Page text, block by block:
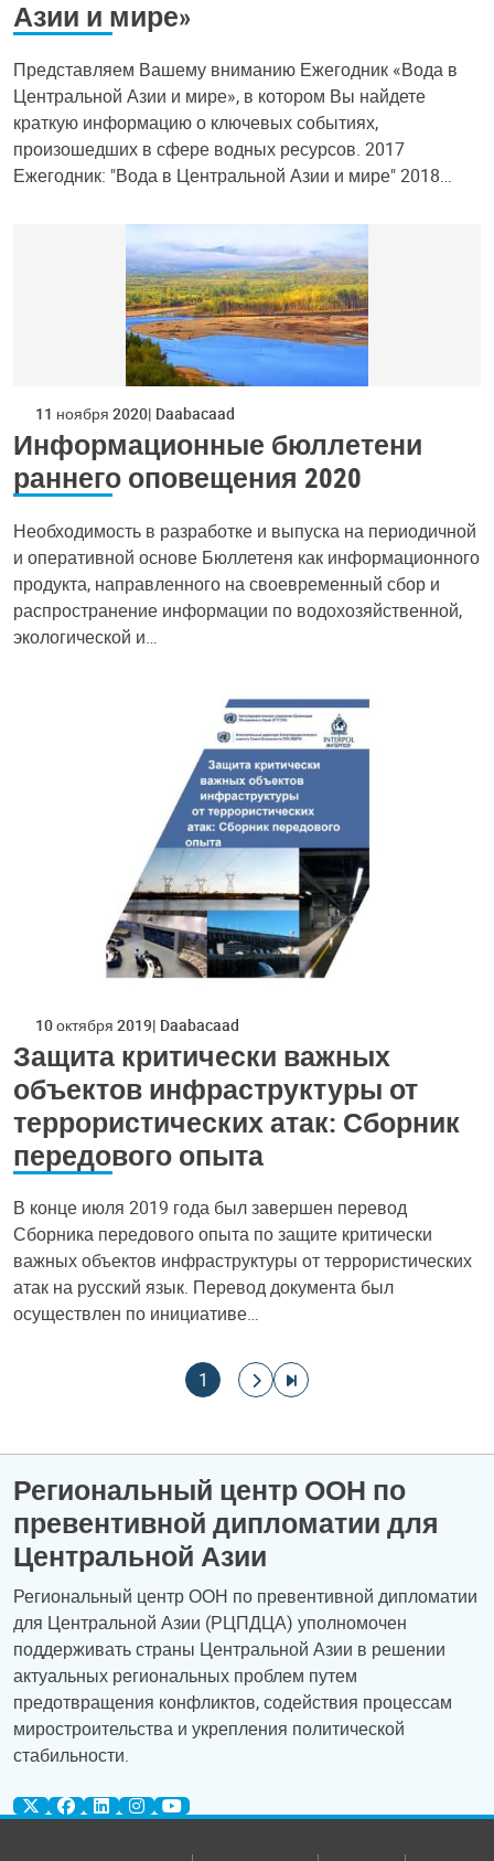
Азии и мире»
Представляем Вашему вниманию Ежегодник «Вода в
Центральной Азии и мире», в котором Вы найдете
краткую информацию о ключевых событиях,
произошедших в сфере водных ресурсов. 2017
Ежегодник: "Вода в Центральной Азии и мире" 2018…
11 ноября 2020 Daabacaad
Информационные бюллетени
раннего оповещения 2020
Необходимость в разработке и выпуска на периодичной
и оперативной основе Бюллетеня как информационного
продукта, направленного на своевременный сбор и
распространение информации по водохозяйственной,
экологической и…
10 октября 2019 Daabacaad
Защита критически важных
объектов инфраструктуры от
террористических атак: Сборник
передового опыта
В конце июля 2019 года был завершен перевод
Сборника передового опыта по защите критически
важных объектов инфраструктуры от террористических
атак на русский язык. Перевод документа был
осуществлен по инициативе…
Нумерация страниц
Текущая страница
1
На следующую страницу
На последнюю страницу
Региональный центр ООН по
превентивной дипломатии для
Центральной Азии
Региональный центр ООН по превентивной дипломатии
для Центральной Азии (РЦПДЦА) уполномочен
поддерживать страны Центральной Азии в решении
актуальных региональных проблем путем
предотвращения конфликтов, содействия процессам
миростроительства и укрепления политической
стабильности.